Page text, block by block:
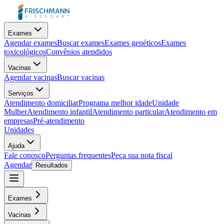
Exames
Agendar examesBuscar examesExames genéticosExames
toxicológicosConvênios atendidos
Vacinas
Agendar vacinasBuscar vacinas
Serviços
Atendimento domiciliarPrograma melhor idadeUnidade
MulherAtendimento infantilAtendimento particularAtendimento em
empresasPré-atendimento
Unidades
Ajuda
Fale conoscoPerguntas frequentesPeça sua nota fiscal
Agendar
Resultados
Exames
Vacinas